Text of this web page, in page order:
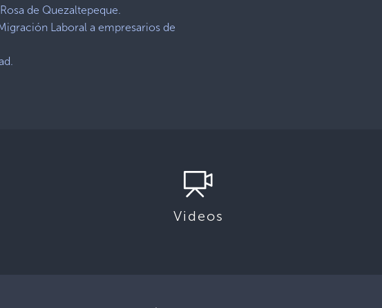
de Quezaltepeque.
Laboral a empresarios de
Videos